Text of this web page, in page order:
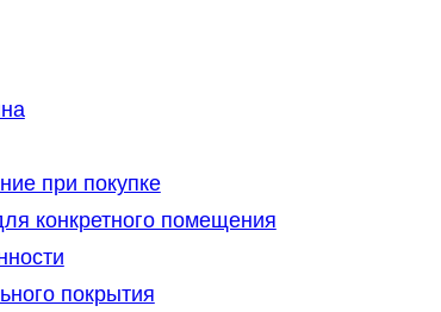
при покупке
конкретного помещения
покрытия